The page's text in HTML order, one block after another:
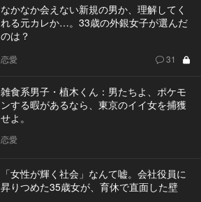
なかなか会えない新規の男か、理解してく
れる元カレか…。33歳の外銀女子が選んだ
のは？
恋愛 31
雑食系男子・植木くん：男たちよ、ポケモ
ンする暇があるなら、東京のイイ女を捕獲
せよ。
恋愛
「女性が輝く社会」なんて嘘。会社役員に
昇りつめた35歳女が、育休で直面した壁